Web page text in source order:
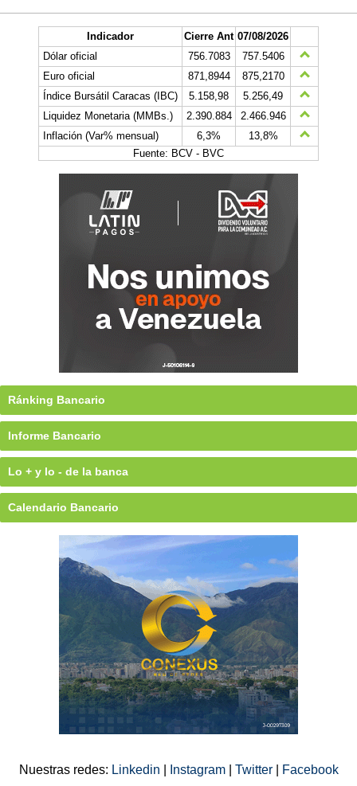
Indicador Cierre Ant 07/08/2026
Dólar oficial
756.7083
757.5406
Euro oficial
871,8944
875,2170
Índice Bursátil Caracas (IBC)
5.158,98
5.256,49
Liquidez Monetaria (MMBs.)
2.390.884
2.466.946
Inflación (Var% mensual)
6,3%
13,8%
Fuente: BCV - BVC
Ránking Bancario
Informe Bancario
Lo + y lo - de la banca
Calendario Bancario
Nuestras redes: Linkedin Instagram Twitter Facebook